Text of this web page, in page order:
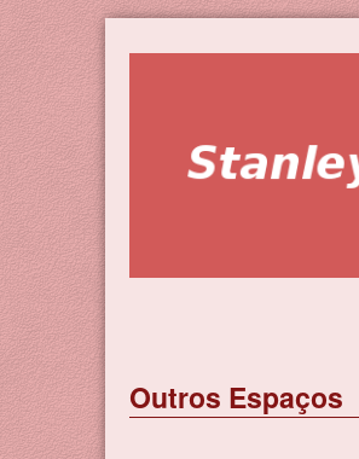
Pular
para
o
conteúdo
principal
Outros Espaços